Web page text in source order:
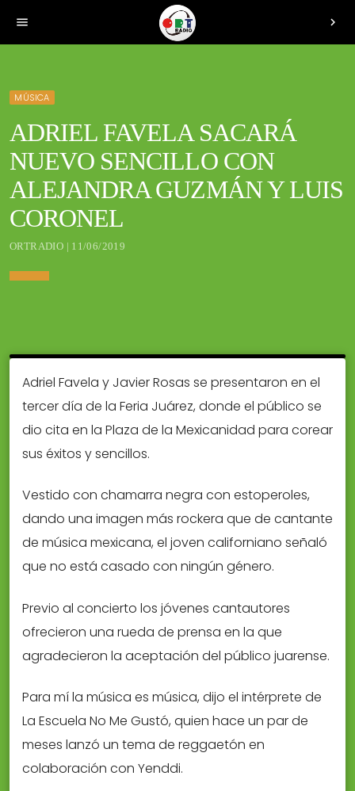
menu chevron_right
MÚSICA
ADRIEL FAVELA SACARÁ
NUEVO SENCILLO CON
ALEJANDRA GUZMÁN Y LUIS
CORONEL
ORTRADIO | 11/06/2019
Adriel Favela y Javier Rosas se presentaron en el
tercer día de la Feria Juárez, donde el público se
dio cita en la Plaza de la Mexicanidad para corear
sus éxitos y sencillos.
Vestido con chamarra negra con estoperoles,
dando una imagen más rockera que de cantante
de música mexicana, el joven californiano señaló
que no está casado con ningún género.
Previo al concierto los jóvenes cantautores
ofrecieron una rueda de prensa en la que
agradecieron la aceptación del público juarense.
Para mí la música es música, dijo el intérprete de
La Escuela No Me Gustó, quien hace un par de
meses lanzó un tema de reggaetón en
colaboración con Yenddi.